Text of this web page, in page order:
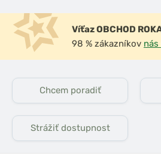
Víťaz OBCHOD
98 % zákazníkov
Chcem poradiť
Strážiť dostupnost